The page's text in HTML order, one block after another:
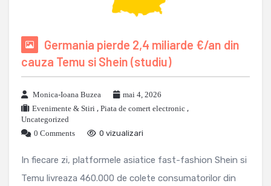
Germania pierde 2,4 miliarde €/an din
cauza Temu si Shein (studiu)
Monica-Ioana Buzea
mai 4, 2026
Evenimente & Stiri , Piata de comert electronic ,
Uncategorized
0 Comments
0 vizualizari
In fiecare zi, platformele asiatice fast-fashion Shein si
Temu livreaza 460.000 de colete consumatorilor din